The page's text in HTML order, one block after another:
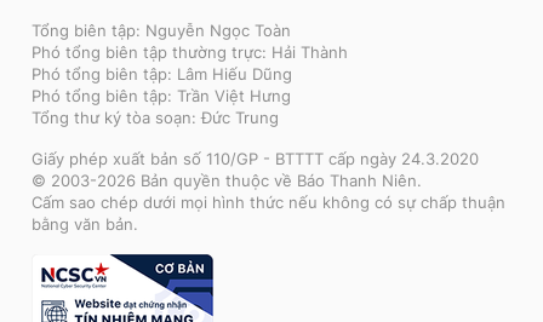
Tổng biên tập: Nguyễn Ngọc Toàn
Phó tổng biên tập thường trực: Hải Thành
Phó tổng biên tập: Lâm Hiếu Dũng
Phó tổng biên tập: Trần Việt Hưng
Tổng thư ký tòa soạn: Đức Trung
Giấy phép xuất bản số 110/GP - BTTTT cấp ngày 24.3.2020
© 2003-2026 Bản quyền thuộc về Báo Thanh Niên.
Cấm sao chép dưới mọi hình thức nếu không có sự chấp thuận
bằng văn bản.